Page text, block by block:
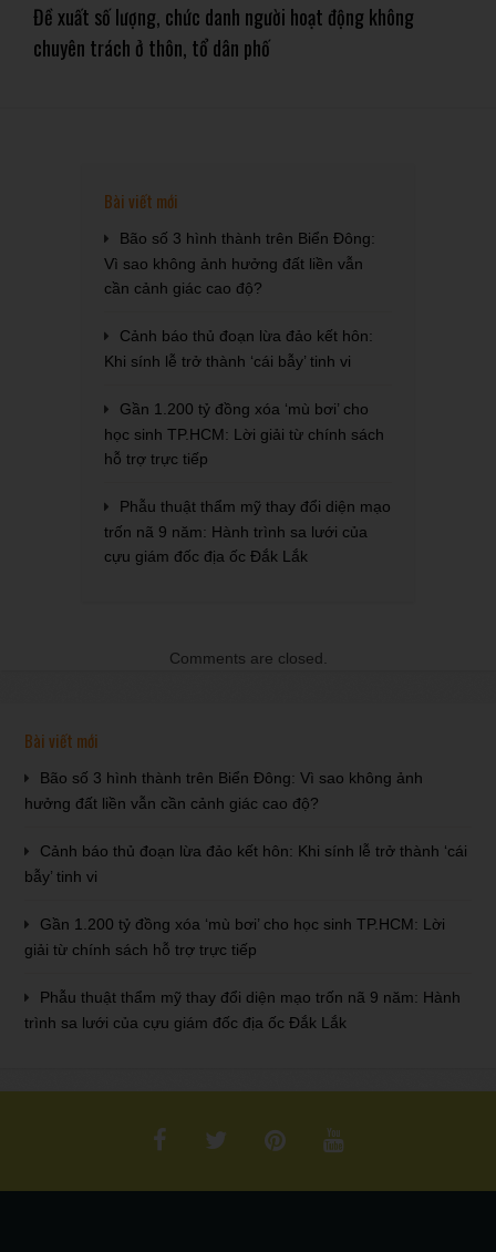
Đề xuất số lượng, chức danh người hoạt động không
chuyên trách ở thôn, tổ dân phố
Bài viết mới
Bão số 3 hình thành trên Biển Đông:
Vì sao không ảnh hưởng đất liền vẫn
cần cảnh giác cao độ?
Cảnh báo thủ đoạn lừa đảo kết hôn:
Khi sính lễ trở thành ‘cái bẫy’ tinh vi
Gần 1.200 tỷ đồng xóa ‘mù bơi’ cho
học sinh TP.HCM: Lời giải từ chính sách
hỗ trợ trực tiếp
Phẫu thuật thẩm mỹ thay đổi diện mạo
trốn nã 9 năm: Hành trình sa lưới của
cựu giám đốc địa ốc Đắk Lắk
Comments are closed.
Bài viết mới
Bão số 3 hình thành trên Biển Đông: Vì sao không ảnh
hưởng đất liền vẫn cần cảnh giác cao độ?
Cảnh báo thủ đoạn lừa đảo kết hôn: Khi sính lễ trở thành ‘cái
bẫy’ tinh vi
Gần 1.200 tỷ đồng xóa ‘mù bơi’ cho học sinh TP.HCM: Lời
giải từ chính sách hỗ trợ trực tiếp
Phẫu thuật thẩm mỹ thay đổi diện mạo trốn nã 9 năm: Hành
trình sa lưới của cựu giám đốc địa ốc Đắk Lắk